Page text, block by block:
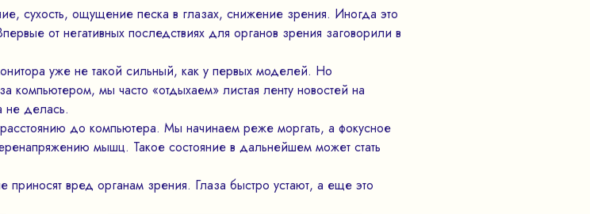
сухость, ощущение песка в глазах, снижение зрения. Иногда это
от негативных последствиях для органов зрения заговорили в
уже не такой сильный, как у первых моделей. Но
компьютером, мы часто «отдыхаем» листая ленту новостей на
не делась.
до компьютера. Мы начинаем реже моргать, а фокусное
мышц. Такое состояние в дальнейшем может стать
вред органам зрения. Глаза быстро устают, а еще это